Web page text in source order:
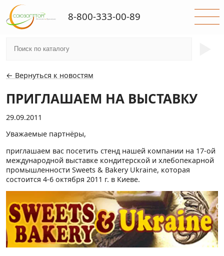
← Вернуться к новостям
ПРИГЛАШАЕМ НА ВЫСТАВКУ
29.09.2011
Уважаемые партнёры,
приглашаем вас посетить стенд нашей компании на 17-ой
международной выставке кондитерской и хлебопекарной
промышленности Sweets & Bakery Ukraine, которая
состоится 4-6 октября 2011 г. в Киеве.
8-800-333-00-89